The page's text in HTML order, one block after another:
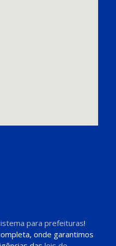
para prefeituras!
onde garantimos